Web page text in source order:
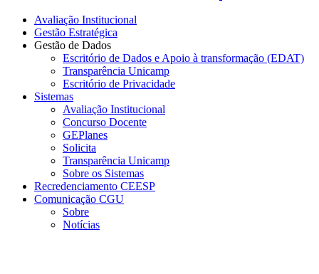
Avaliação Institucional
Gestão Estratégica
Gestão de Dados
Escritório de Dados e Apoio à transformação (EDAT)
Transparência Unicamp
Escritório de Privacidade
Sistemas
Avaliação Institucional
Concurso Docente
GEPlanes
Solicita
Transparência Unicamp
Sobre os Sistemas
Recredenciamento CEESP
Comunicação CGU
Sobre
Notícias